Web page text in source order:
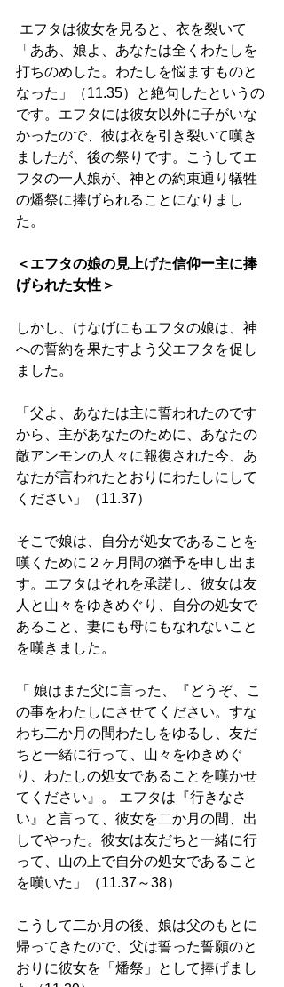
「ああ、娘よ、あなたは全くわたしを
打ちのめした。わたしを悩ますものと
なった」（11.35）と絶句したというの
です。エフタには彼女以外に子がいな
かったので、彼は衣を引き裂いて嘆き
ましたが、後の祭りです。こうしてエ
フタの一人娘が、神との約束通り犠牲
の燔祭に捧げられることになりまし
た。
＜エフタの娘の見上げた信仰ー主に捧
げられた女性＞
しかし、けなげにもエフタの娘は、神
への誓約を果たすよう父エフタを促し
ました。
「父よ、あなたは主に誓われたのです
から、主があなたのために、あなたの
敵アンモンの人々に報復された今、あ
なたが言われたとおりにわたしにして
ください」（11.37）
そこで娘は、自分が処女であることを
嘆くために２ヶ月間の猶予を申し出ま
す。エフタはそれを承諾し、彼女は友
人と山々をゆきめぐり、自分の処女で
あること、妻にも母にもなれないこと
を嘆きました。
「 娘はまた父に言った、『どうぞ、こ
の事をわたしにさせてください。すな
わち二か月の間わたしをゆるし、友だ
ちと一緒に行って、山々をゆきめぐ
り、わたしの処女であることを嘆かせ
てください』。 エフタは『行きなさ
い』と言って、彼女を二か月の間、出
してやった。彼女は友だちと一緒に行
って、山の上で自分の処女であること
を嘆いた」（11.37～38）
こうして二か月の後、娘は父のもとに
帰ってきたので、父は誓った誓願のと
おりに彼女を「燔祭」として捧げまし